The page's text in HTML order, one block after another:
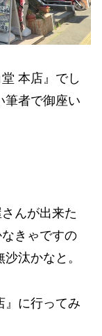
本店』でし
筆者で御座い
んが出来た
きゃですの
汰かなと。
』に行ってみ